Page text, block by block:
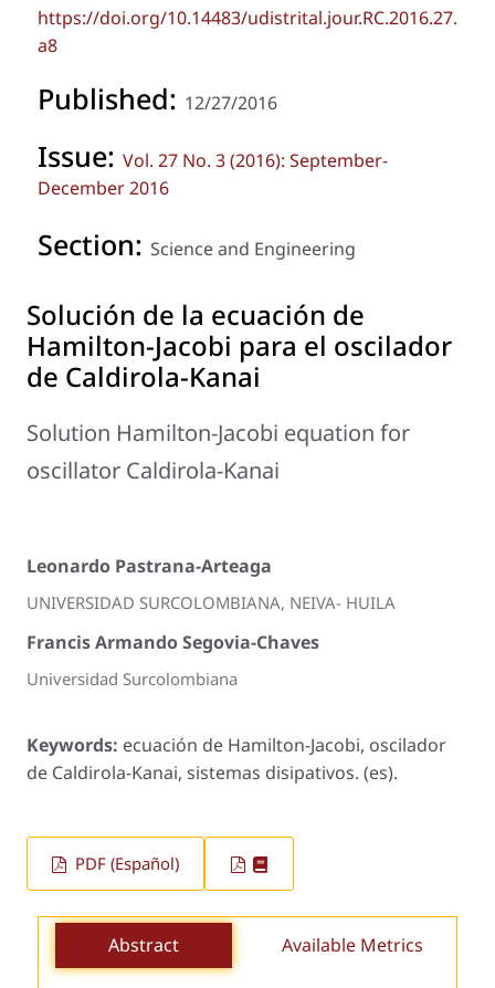
https://doi.org/10.14483/udistrital.jour.RC.2016.27.
a8
Published: 12/27/2016
Issue: Vol. 27 No. 3 (2016): September-
December 2016
Section: Science and Engineering
Solución de la ecuación de
Hamilton-Jacobi para el oscilador
de Caldirola-Kanai
Solution Hamilton-Jacobi equation for
oscillator Caldirola-Kanai
Leonardo Pastrana-Arteaga
UNIVERSIDAD SURCOLOMBIANA, NEIVA- HUILA
Francis Armando Segovia-Chaves
Universidad Surcolombiana
Keywords: ecuación de Hamilton-Jacobi, oscilador
de Caldirola-Kanai, sistemas disipativos. (es).
PDF (Español)
Abstract Available Metrics